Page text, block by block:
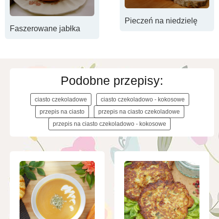
Faszerowane jabłka
Pieczeń na niedzielę
Podobne przepisy:
ciasto czekoladowe
ciasto czekoladowo - kokosowe
przepis na ciasto
przepis na ciasto czekoladowe
przepis na ciasto czekoladowo - kokosowe